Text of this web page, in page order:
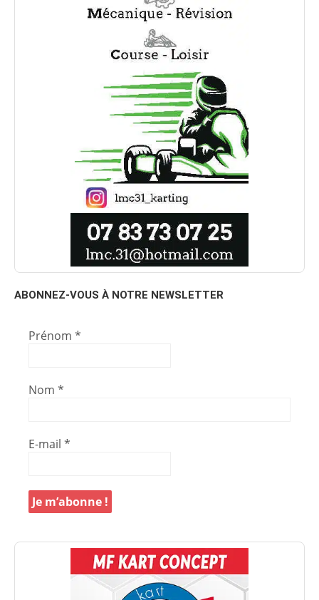
ABONNEZ-VOUS À NOTRE NEWSLETTER
Prénom *
Nom *
E-mail *